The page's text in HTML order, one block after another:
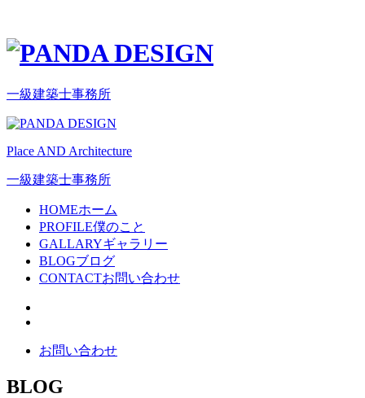
一級建築士事務所
Place AND Architecture
一級建築士事務所
HOMEホーム
PROFILE僕のこと
GALLARYギャラリー
BLOGブログ
CONTACTお問い合わせ
お問い合わせ
BLOG